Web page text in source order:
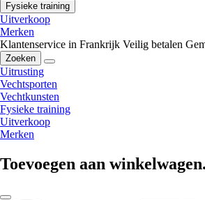
Fysieke training
Uitverkoop
Merken
Klantenservice in Frankrijk Veilig betalen
Zoeken
Uitrusting
Vechtsporten
Vechtkunsten
Fysieke training
Uitverkoop
Merken
Toevoegen aan